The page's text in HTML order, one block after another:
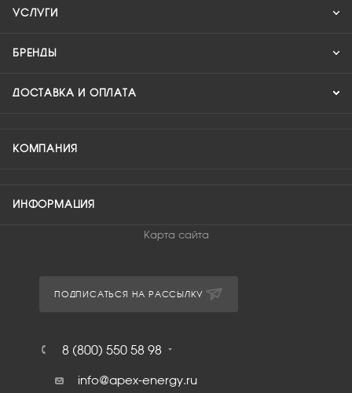
УСЛУГИ
БРЕНДЫ
ДОСТАВКА И ОПЛАТА
КОМПАНИЯ
ИНФОРМАЦИЯ
Карта сайта
ПОДПИСАТЬСЯ НА РАССЫЛКУ
8 (800) 550 58 98
info@apex-energy.ru